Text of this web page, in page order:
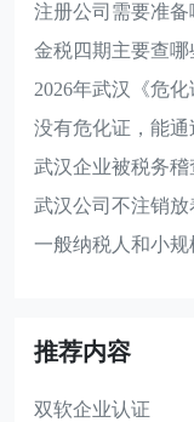
注册公司需要准
金税四期主要查
2026年武汉《危
没有危化证，能
武汉企业被税务稽
武汉公司不注销
一般纳税人和小
推荐内容
双软企业认证